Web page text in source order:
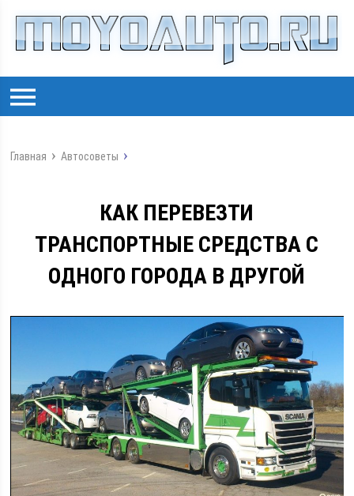
Главная Автосоветы
КАК ПЕРЕВЕЗТИ
ТРАНСПОРТНЫЕ СРЕДСТВА С
ОДНОГО ГОРОДА В ДРУГОЙ